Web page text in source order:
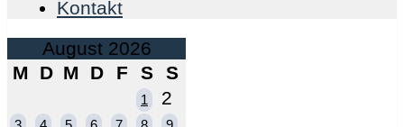
Kontakt
August 2026
M
D M D F S S
1 2